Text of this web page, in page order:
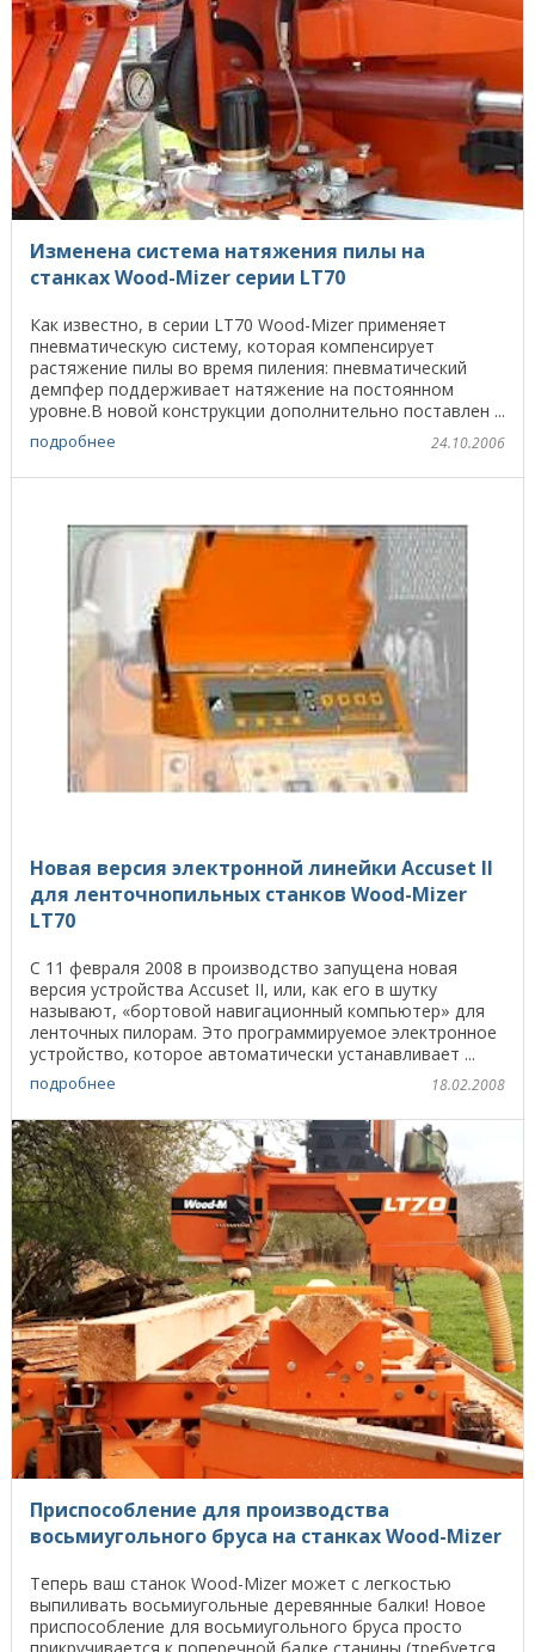
Изменена система натяжения пилы на
станках Wood-Mizer серии LT70
Как известно, в серии LT70 Wood-Mizer применяет
пневматическую систему, которая компенсирует
растяжение пилы во время пиления: пневматический
демпфер поддерживает натяжение на постоянном
уровне.В новой конструкции дополнительно поставлен ...
подробнее 24.10.2006
Новая версия электронной линейки Accuset II
для ленточнопильных станков Wood-Mizer
LT70
С 11 февраля 2008 в производство запущена новая
версия устройства Accuset II, или, как его в шутку
называют, «бортовой навигационный компьютер» для
ленточных пилорам. Это программируемое электронное
устройство, которое автоматически устанавливает ...
подробнее 18.02.2008
Приспособление для производства
восьмиугольного бруса на станках Wood-Mizer
Теперь ваш станок Wood-Mizer может с легкостью
выпиливать восьмиугольные деревянные балки! Новое
приспособление для восьмиугольного бруса просто